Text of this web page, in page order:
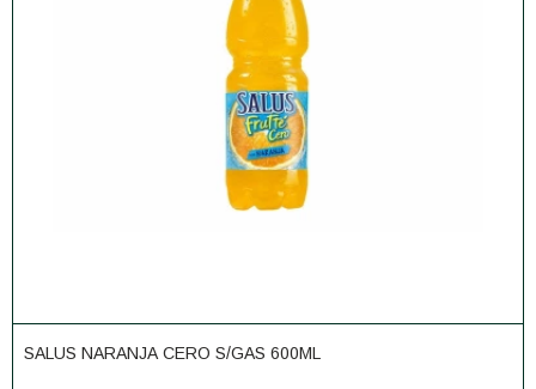
SALUS NARANJA CERO S/GAS 600ML